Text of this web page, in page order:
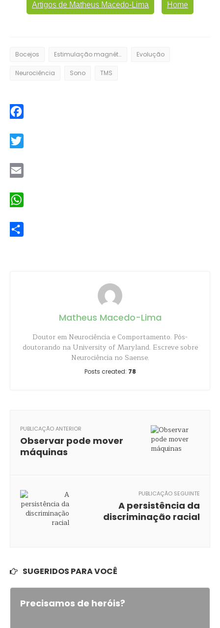
Artigos de Matheus Macedo-Lima Home
Bocejos Estimulação magnética transcraniana Evolução
Neurociência Sono TMS
Matheus Macedo-Lima
Doutor em Neurociência e Comportamento. Pós-
doutorando na University of Maryland. Escreve sobre
Neurociência no Saense.
Posts created: 78
PUBLICAÇÃO ANTERIOR
Observar pode mover
máquinas
PUBLICAÇÃO SEGUINTE
A persistência da
discriminação racial
SUGERIDOS PARA VOCÊ
Precisamos de heróis?